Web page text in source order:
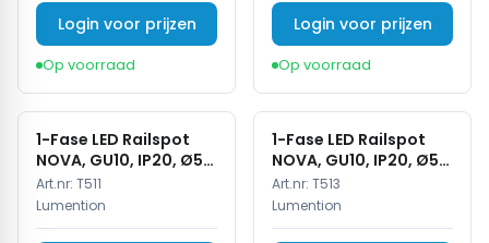
Login voor prijzen
Op voorraad
Login voor prijzen
Op voorraad
1-Fase LED Railspot
NOVA, GU10, IP20, Ø56
x 85 mm, Wit
Art.nr: T511
Lumention
1-Fase LED Railspot
NOVA, GU10, IP20, Ø56
x 85 mm, Zwart
Art.nr: T513
Lumention